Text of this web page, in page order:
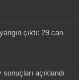
çıktı: 29 can
açıklandı